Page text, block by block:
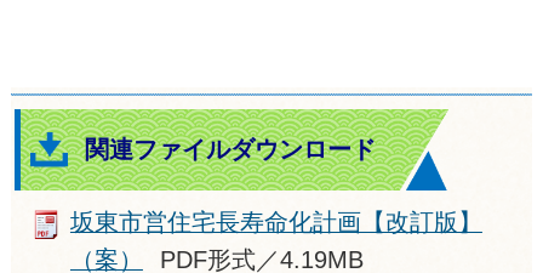
関連ファイルダウンロード
坂東市営住宅長寿命化計画【改訂版】
（案）
PDF形式／4.19MB